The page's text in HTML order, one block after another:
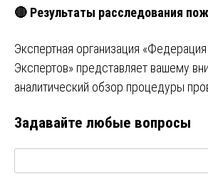
🔴 Результаты расследования
Экспертная организация
Экспертов» представляет вашему
аналитический обзор процедуры
Задавайте любые вопросы